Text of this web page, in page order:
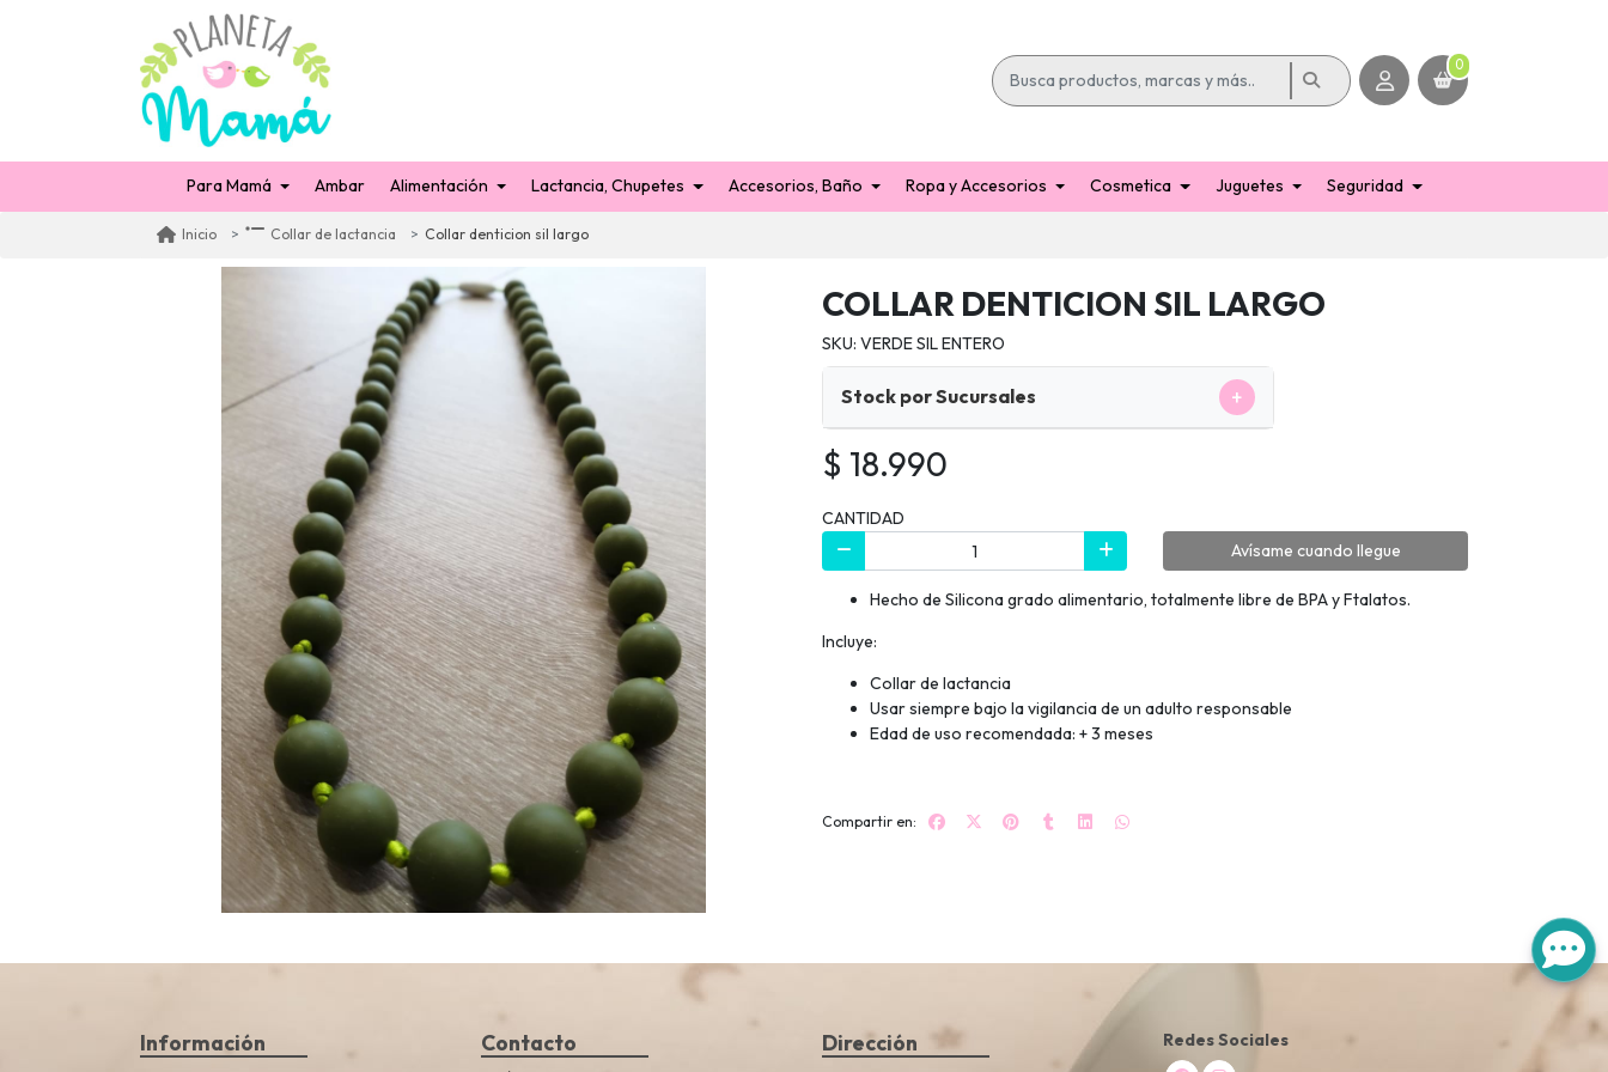
0
Para Mamá Ambar Alimentación Lactancia, Chupetes Accesorios, Baño Ropa y Accesorios Cosmetica Juguetes Seguridad
Inicio Collar de lactancia Collar denticion sil largo
COLLAR DENTICION SIL LARGO
SKU: VERDE SIL ENTERO
Stock por Sucursales +
$ 18.990
CANTIDAD
Avísame cuando llegue
Hecho de Silicona grado alimentario, totalmente libre de BPA y Ftalatos.
Incluye:
Collar de lactancia
Usar siempre bajo la vigilancia de un adulto responsable
Edad de uso recomendada: + 3 meses
Compartir en:
Información Contacto Dirección Redes Sociales